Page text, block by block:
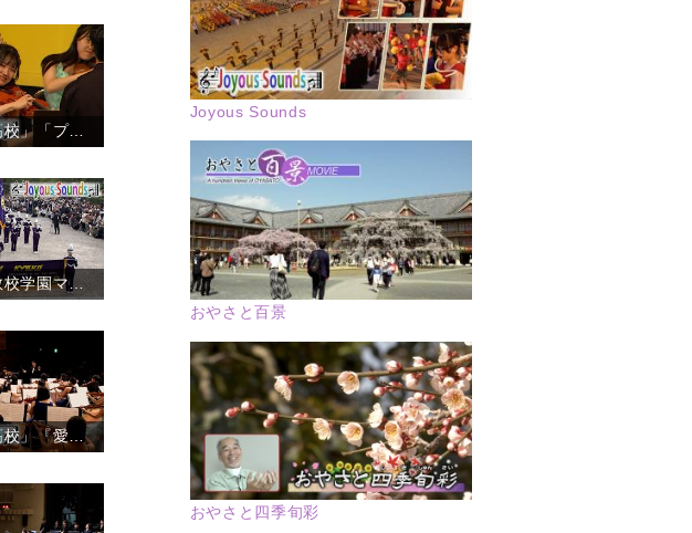
vol.43「天理高校」「プリンク プランク プルンク」
vol.40「天理教校学園マーチングバンド部」『創部47年間御礼のお供演奏』
vol.37「天理高校」『愛の挨拶』
Joyous Sounds
おやさと百景
おやさと四季旬彩